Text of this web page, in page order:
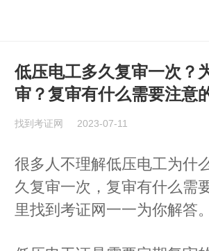
低压电工多久复审一次？
审？复审有什么需要注意
找到考证网 2023-07-11
很多人不理解低压电工为什
久复审一次，复审有什么需
里找到考证网一一为你解答。